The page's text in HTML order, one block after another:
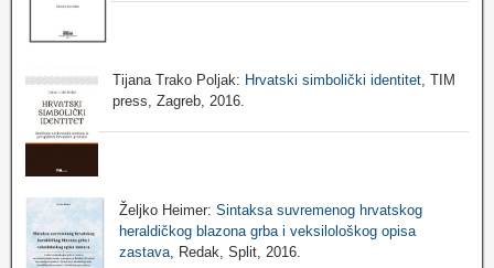
Tijana Trako Poljak: Hrvatski simbolički identitet , TIM
press, Zagreb, 2016.
Željko Heimer: Sintaksa suvremenog hrvatskog
heraldičkog blazona grba i veksilološkog opisa
zastava, Redak, Split, 2016.